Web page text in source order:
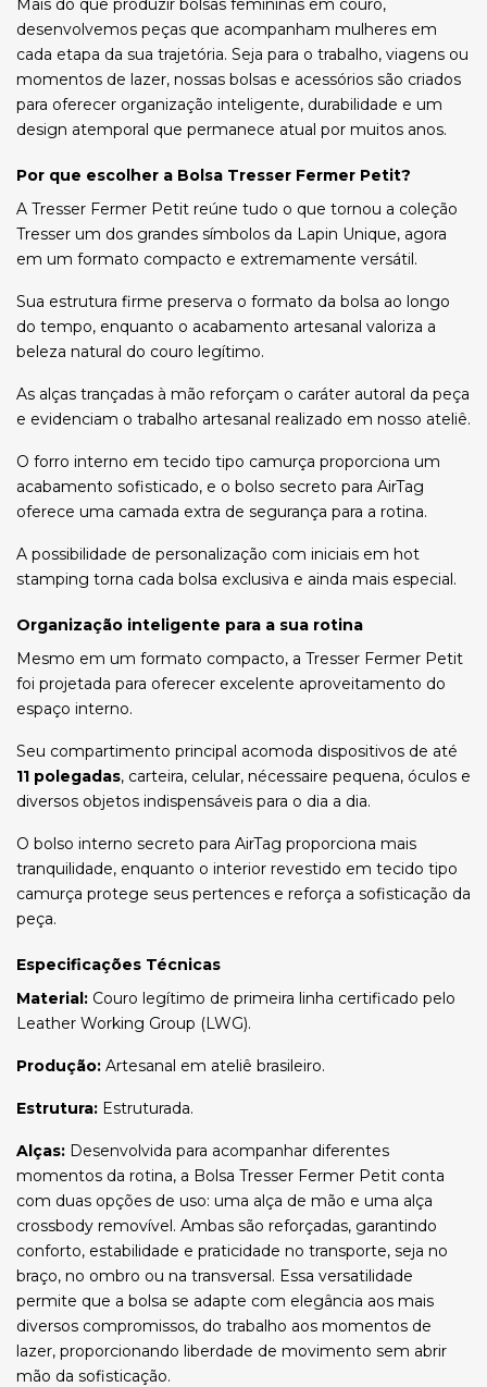
Mais do que produzir bolsas femininas em couro,
desenvolvemos peças que acompanham mulheres em
cada etapa da sua trajetória. Seja para o trabalho, viagens ou
momentos de lazer, nossas bolsas e acessórios são criados
para oferecer organização inteligente, durabilidade e um
design atemporal que permanece atual por muitos anos.
Por que escolher a Bolsa Tresser Fermer Petit?
A Tresser Fermer Petit reúne tudo o que tornou a coleção
Tresser um dos grandes símbolos da Lapin Unique, agora
em um formato compacto e extremamente versátil.
Sua estrutura firme preserva o formato da bolsa ao longo
do tempo, enquanto o acabamento artesanal valoriza a
beleza natural do couro legítimo.
As alças trançadas à mão reforçam o caráter autoral da peça
e evidenciam o trabalho artesanal realizado em nosso ateliê.
O forro interno em tecido tipo camurça proporciona um
acabamento sofisticado, e o bolso secreto para AirTag
oferece uma camada extra de segurança para a rotina.
A possibilidade de personalização com iniciais em hot
stamping torna cada bolsa exclusiva e ainda mais especial.
Organização inteligente para a sua rotina
Mesmo em um formato compacto, a Tresser Fermer Petit
foi projetada para oferecer excelente aproveitamento do
espaço interno.
Seu compartimento principal acomoda dispositivos de até
11 polegadas, carteira, celular, nécessaire pequena, óculos e
diversos objetos indispensáveis para o dia a dia.
O bolso interno secreto para AirTag proporciona mais
tranquilidade, enquanto o interior revestido em tecido tipo
camurça protege seus pertences e reforça a sofisticação da
peça.
Especificações Técnicas
Material: Couro legítimo de primeira linha certificado pelo
Leather Working Group (LWG).
Produção: Artesanal em ateliê brasileiro.
Estrutura: Estruturada.
Alças: Desenvolvida para acompanhar diferentes
momentos da rotina, a Bolsa Tresser Fermer Petit conta
com duas opções de uso: uma alça de mão e uma alça
crossbody removível. Ambas são reforçadas, garantindo
conforto, estabilidade e praticidade no transporte, seja no
braço, no ombro ou na transversal. Essa versatilidade
permite que a bolsa se adapte com elegância aos mais
diversos compromissos, do trabalho aos momentos de
lazer, proporcionando liberdade de movimento sem abrir
mão da sofisticação.